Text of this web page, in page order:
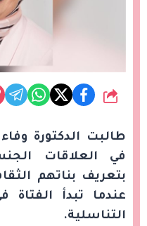
شارك
طالبت الدكتورة
في العلاقات
بتعريف بناتهم
عندما تبدأ
التناسلية.